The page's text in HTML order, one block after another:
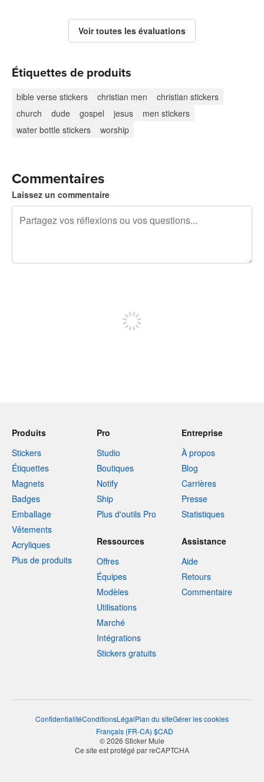
Voir toutes les évaluations
Étiquettes de produits
bible verse stickers christian men
christian stickers
church
dude gospel jesus
men stickers
water bottle stickers
worship
Commentaires
Laissez un commentaire
Produits
Stickers
Étiquettes
Magnets
Badges
Emballage
Vêtements
Acryliques
Plus de produits
Pro
Studio
Boutiques
Notify
Ship
Plus d'outils Pro
Entreprise
À propos
Blog
Carrières
Presse
Statistiques
Ressources
Offres
Équipes
Modèles
Utilisations
Marché
Intégrations
Stickers gratuits
Assistance
Aide
Retours
Commentaire
ConfidentialitéConditionsLégalPlan du siteGérer les cookies
Français(FR-CA) $CAD
© 2026 Sticker Mule
Ce site est protégé par reCAPTCHA